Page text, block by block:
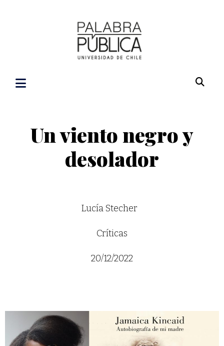
Un viento negro y
desolador
Lucía Stecher
Críticas
20/12/2022